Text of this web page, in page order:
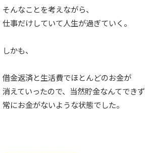
そんなことを考えながら、
仕事だけしていて人生が過ぎていく。
しかも、
借金返済と生活費でほとんどのお金が
消えていったので、当然貯金なんてできず
常にお金がないような状態でした。